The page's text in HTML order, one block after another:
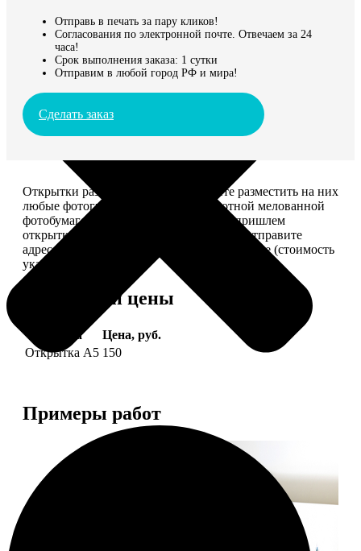
Отправь в печать за пару кликов!
Согласования по электронной почте. Отвечаем за 24
часа!
Срок выполнения заказа: 1 сутки
Отправим в любой город РФ и мира!
Сделать заказ
Открытки размером 10*15, вы можете разместить на них
любые фотографии. Печатаем на плотной мелованной
фотобумаге плотностью 300 г/м2. Мы пришлем
открытки вам, вы сами их подпишете и отправите
адресату. Заказать можно 6 открыток и более (стоимость
указана за 6 штук).
Форматы и цены
Услуга
Цена, руб.
Открытка А5 150
Примеры работ